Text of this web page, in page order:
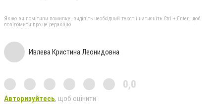
Якщо ви помітили помилку, виділіть необхідний текст і натисніть Ctrl + Enter, щоб
повідомити про це редакцію
Ивлева Кристина Леонидовна
0,0
Авторизуйтесь, щоб оцінити